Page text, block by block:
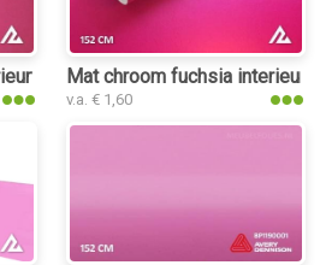
Mat chroom fuchsia
v.a. € 1,60